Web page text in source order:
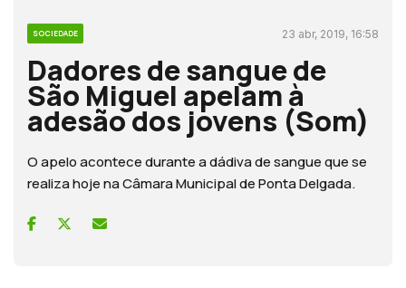
SOCIEDADE 23 abr, 2019, 16:58
Dadores de sangue de
São Miguel apelam à
adesão dos jovens (Som)
O apelo acontece durante a dádiva de sangue que se
realiza hoje na Câmara Municipal de Ponta Delgada.